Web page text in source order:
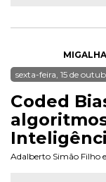
sexta-feira, 15 de
Coded
Adalberto Simão Filho e